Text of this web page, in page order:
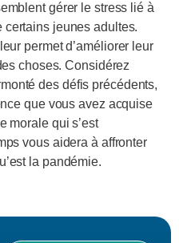
gérer le stress lié à
certains jeunes adultes.
permet d’améliorer leur
choses. Considérez
des défis précédents,
que vous avez acquise
morale qui s’est
vous aidera à affronter
la pandémie.